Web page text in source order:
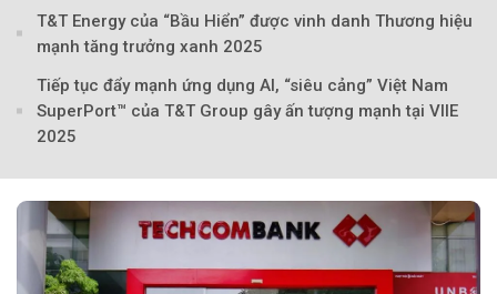
T&T Energy của “Bầu Hiển” được vinh danh Thương hiệu
mạnh tăng trưởng xanh 2025
Tiếp tục đẩy mạnh ứng dụng AI, “siêu cảng” Việt Nam
SuperPort™ của T&T Group gây ấn tượng mạnh tại VIIE
2025